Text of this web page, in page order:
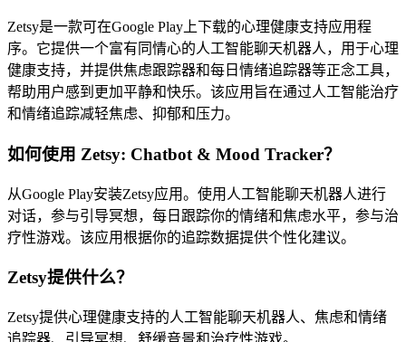
Zetsy是一款可在Google Play上下载的心理健康支持应用程
序。它提供一个富有同情心的人工智能聊天机器人，用于心理
健康支持，并提供焦虑跟踪器和每日情绪追踪器等正念工具，
帮助用户感到更加平静和快乐。该应用旨在通过人工智能治疗
和情绪追踪减轻焦虑、抑郁和压力。
如何使用 Zetsy: Chatbot & Mood Tracker？
从Google Play安装Zetsy应用。使用人工智能聊天机器人进行
对话，参与引导冥想，每日跟踪你的情绪和焦虑水平，参与治
疗性游戏。该应用根据你的追踪数据提供个性化建议。
Zetsy提供什么？
Zetsy提供心理健康支持的人工智能聊天机器人、焦虑和情绪
追踪器、引导冥想、舒缓音景和治疗性游戏。